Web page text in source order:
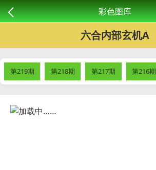
彩色图库
六合内部玄机A
第219期 第218期 第217期 第216期